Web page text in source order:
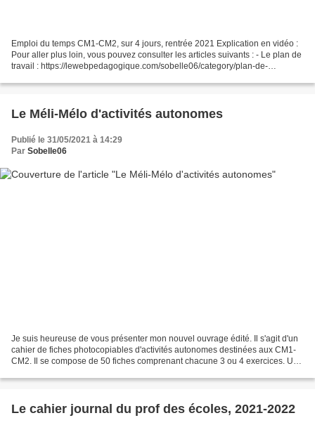
Emploi du temps CM1-CM2, sur 4 jours, rentrée 2021 Explication en vidéo :
Pour aller plus loin, vous pouvez consulter les articles suivants : - Le plan de
travail : https://lewebpedagogique.com/sobelle06/category/plan-de-
Le Méli-Mélo d'activités autonomes
Publié le 31/05/2021 à 14:29
Par Sobelle06
Je suis heureuse de vous présenter mon nouvel ouvrage édité. Il s'agit d'un
cahier de fiches photocopiables d'activités autonomes destinées aux CM1-
CM2. Il se compose de 50 fiches comprenant chacune 3 ou 4 exercices. Un
Le cahier journal du prof des écoles, 2021-2022